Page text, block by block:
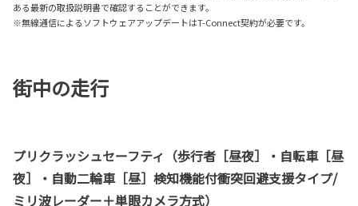
ある最新の取扱説明書で確認することができます。
※無線通信によるソフトウェアアップデートはT-Connect契約が必要です。
街中の走行
プリクラッシュセーフティ（歩行者［昼夜］・自転車［昼
夜］・自動二輪車［昼］検知機能付衝突回避支援タイプ/
ミリ波レーダー＋単眼カメラ方式）